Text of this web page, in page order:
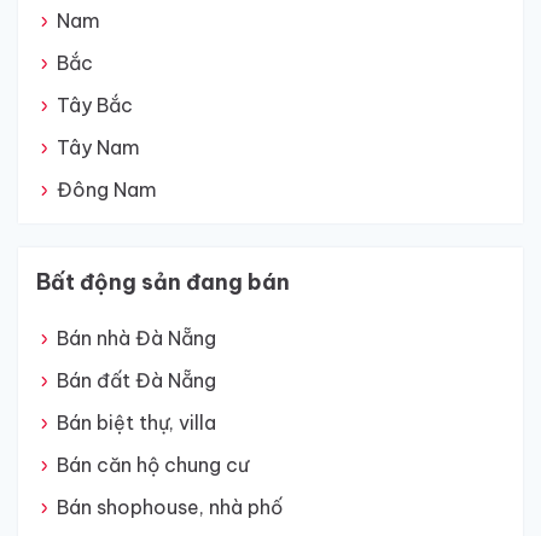
Nam
Bắc
Tây Bắc
Tây Nam
Đông Nam
Bất động sản đang bán
Bán nhà Đà Nẵng
Bán đất Đà Nẵng
Bán biệt thự, villa
Bán căn hộ chung cư
Bán shophouse, nhà phố